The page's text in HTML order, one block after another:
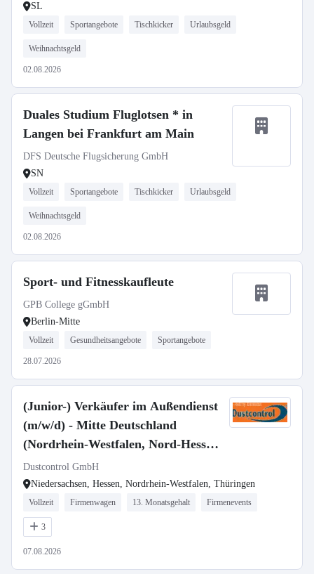
SL
Vollzeit Sportangebote Tischkicker Urlaubsgeld
Weihnachtsgeld
02.08.2026
Duales Studium Fluglotsen * in
Langen bei Frankfurt am Main
DFS Deutsche Flugsicherung GmbH
SN
Vollzeit Sportangebote Tischkicker Urlaubsgeld
Weihnachtsgeld
02.08.2026
Sport- und Fitnesskaufleute
GPB College gGmbH
Berlin-Mitte
Vollzeit Gesundheitsangebote Sportangebote
28.07.2026
(Junior-) Verkäufer im Außendienst
(m/w/d) - Mitte Deutschland
(Nordrhein-Westfalen, Nord-Hessen,
Thüringen, Sachsen)
Dustcontrol GmbH
Niedersachsen, Hessen, Nordrhein-Westfalen, Thüringen
Vollzeit Firmenwagen 13. Monatsgehalt Firmenevents
3
07.08.2026